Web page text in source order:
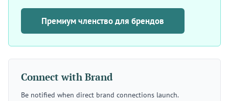
Премиум членство для брендов
Connect with Brand
Be notified when direct brand connections launch.